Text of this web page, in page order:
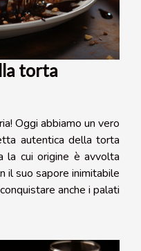
torta
Oggi abbiamo un vero
autentica della torta
la cui origine è avvolta
il suo sapore inimitabile
anche i palati